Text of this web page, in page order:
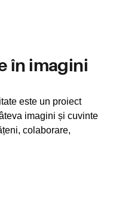
în imagini
este un proiect
imagini și cuvinte
colaborare,